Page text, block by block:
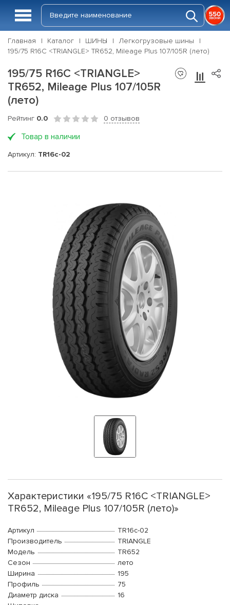
Главная Каталог ШИНЫ
Легкогрузовые шины
195/75 R16C <TRIANGLE> TR652, Mileage Plus 107/105R (лето)
195/75 R16C <TRIANGLE>
TR652, Mileage Plus 107/105R
(лето)
Рейтинг 0.0 0 отзывов
Товар в наличии
Артикул: TR16c-02
Характеристики «195/75 R16C <TRIANGLE>
TR652, Mileage Plus 107/105R (лето)»
Артикул
TR16c-02
Производитель
TRIANGLE
Модель
TR652
Сезон
лето
Ширина
195
Профиль
75
Диаметр диска
16